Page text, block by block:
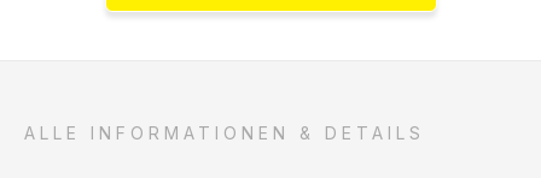
ALLE INFORMATIONEN & DETAILS